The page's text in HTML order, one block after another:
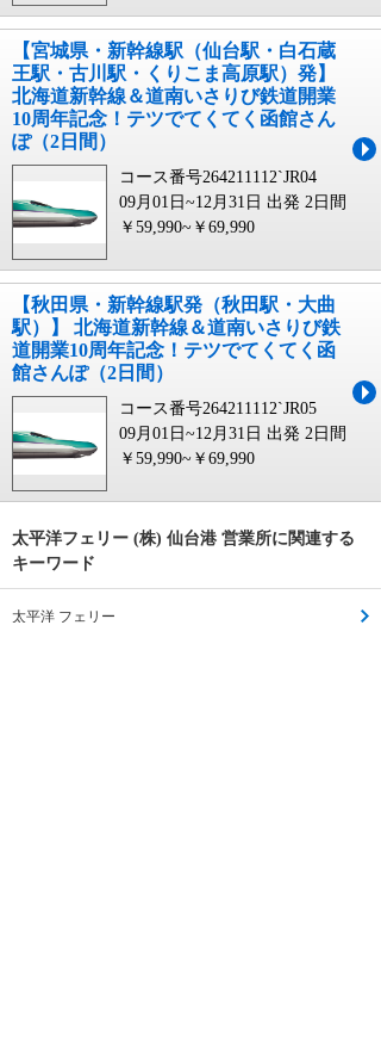
【宮城県・新幹線駅（仙台駅・白石蔵
王駅・古川駅・くりこま高原駅）発】
北海道新幹線＆道南いさりび鉄道開業
10周年記念！テツでてくてく函館さん
ぽ（2日間）
コース番号264211112`JR04
09月01日~12月31日 出発 2日間
￥59,990~￥69,990
【秋田県・新幹線駅発（秋田駅・大曲
駅）】 北海道新幹線＆道南いさりび鉄
道開業10周年記念！テツでてくてく函
館さんぽ（2日間）
コース番号264211112`JR05
09月01日~12月31日 出発 2日間
￥59,990~￥69,990
太平洋フェリー (株) 仙台港 営業所に関連する
キーワード
太平洋 フェリー